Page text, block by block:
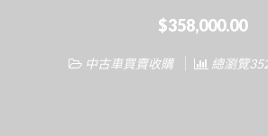
$358,000.00
中古車買賣收購 總瀏覽